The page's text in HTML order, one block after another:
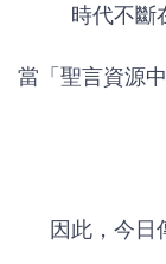
時代不斷
當「聖言資源
因此，今日